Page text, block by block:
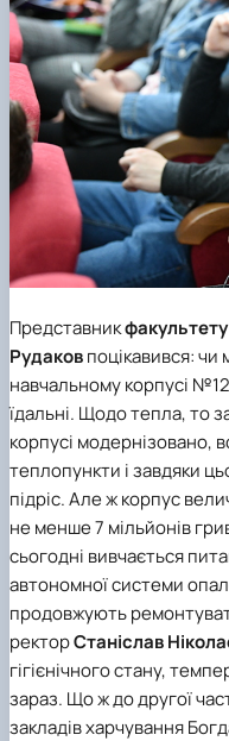
Представник
Рудаковпоцікавився:
навчальному корпусі
їдальні. Щодо тепла, то
корпусі модернізовано,
теплопункти і завдяки
підріс. Але ж корпус
не менше 7 мільйонів
сьогодні вивчається
автономної системи
продовжують
ректорСтаніслав
гігієнічного стану,
зараз. Що ж до другої
закладів харчування